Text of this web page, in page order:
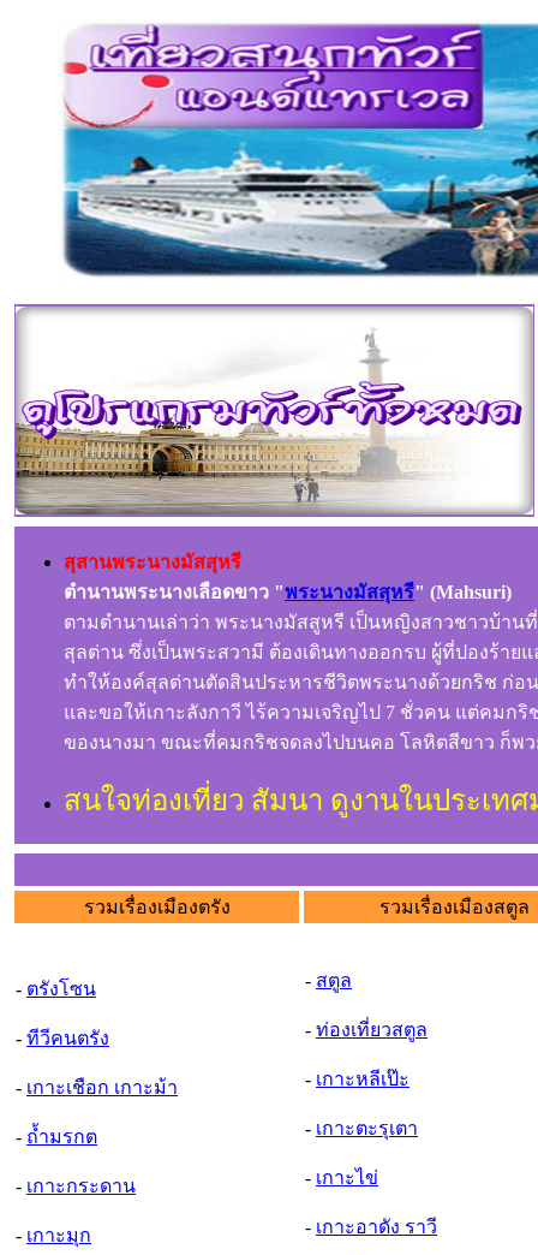
สุสานพระนางมัสสุหรี
ตำนานพระนางเลือดขาว "พระนางมัสสุหรี" (Mahsuri)
ตามตำนานเล่าว่า พระนางมัสสูหรี เป็นหญิงสาวชาวบ้า
สุลต่าน ซึ่งเป็นพระสวามี ต้องเดินทางออกรบ ผู้ที่ปองร้า
ทำให้องค์สุลต่านตัดสินประหารชีวิตพระนางด้วยกริช ก่อ
และขอให้เกาะลังกาวี ไร้ความเจริญไป 7 ชั่วคน แต่คมก
ของนางมา ขณะที่คมกริชจดลงไปบนคอ โลหิตสีขาว ก็พ
สนใจท่องเที่ยว สัมนา ดูงานในประเทศ
รวมเรื่องเมืองตรัง รวมเรื่องเมืองสตูล
- ตรังโซน
- ทีวีคนตรัง
- เกาะเชือก เกาะม้า
- ถ้ำมรกต
- เกาะกระดาน
- เกาะมุก
- สตูล
- ท่องเที่ยวสตูล
- เกาะหลีเป๊ะ
- เกาะตะรุเตา
- เกาะไข่
- เกาะอาดัง ราวี